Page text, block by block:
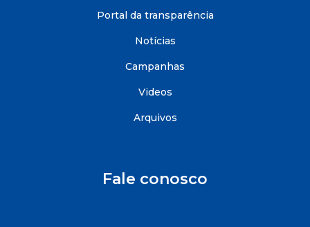
Portal da transparência
Notícias
Campanhas
Videos
Arquivos
Fale conosco